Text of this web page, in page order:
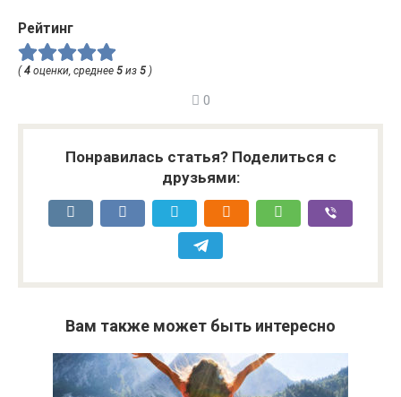
Рейтинг
( 4 оценки, среднее 5 из 5 )
0
Понравилась статья? Поделиться с
друзьями:
Вам также может быть интересно